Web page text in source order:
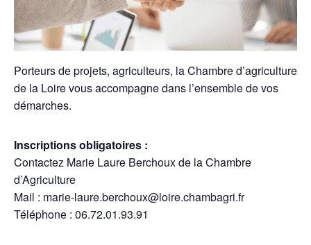
Porteurs de projets, agriculteurs, la Chambre d’agriculture
de la Loire vous accompagne dans l’ensemble de vos
démarches.
Inscriptions obligatoires :
Contactez Marie Laure Berchoux de la Chambre
d’Agriculture
Mail : marie-laure.berchoux@loire.chambagri.fr
Téléphone : 06.72.01.93.91